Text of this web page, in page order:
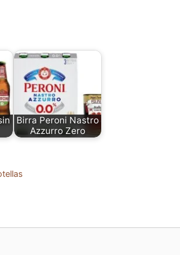
Birra Peroni Nastro
Azzurro Zero